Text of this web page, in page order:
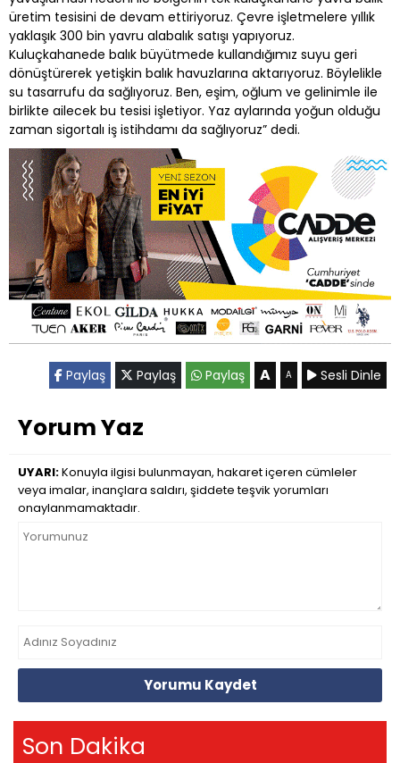
üretim tesisini de devam ettiriyoruz. Çevre işletmelere yıllık
yaklaşık 300 bin yavru alabalık satışı yapıyoruz.
Kuluçkahanede balık büyütmede kullandığımız suyu geri
dönüştürerek yetişkin balık havuzlarına aktarıyoruz. Böylelikle
su tasarrufu da sağlıyoruz. Ben, eşim, oğlum ve gelinimle ile
birlikte ailecek bu tesisi işletiyor. Yaz aylarında yoğun olduğu
zaman sigortalı iş istihdamı da sağlıyoruz” dedi.
Paylaş Paylaş Paylaş A A Sesli Dinle
Yorum Yaz
UYARI:Konuyla ilgisi bulunmayan, hakaret içeren cümleler
veya imalar, inançlara saldırı, şiddete teşvik yorumları
onaylanmamaktadır.
Yorumu Kaydet
Son Dakika